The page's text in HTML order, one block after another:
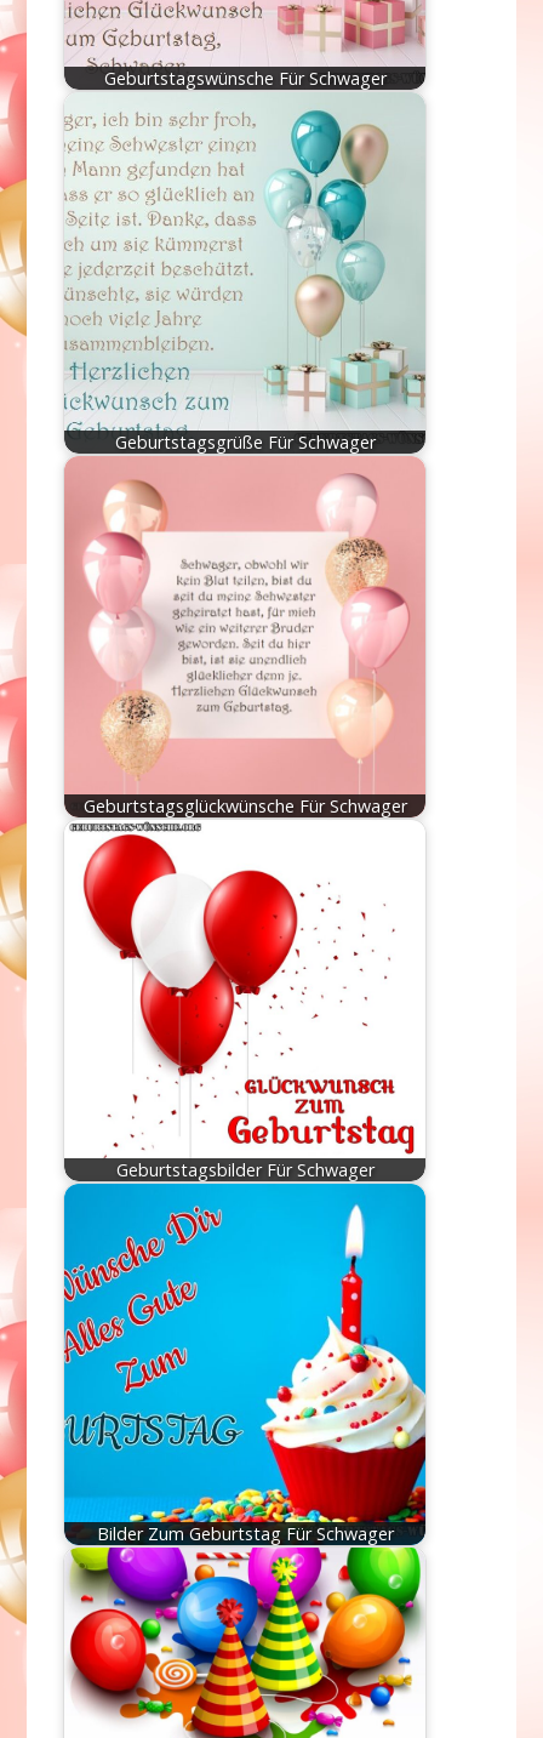
Geburtstagswünsche Für Schwager
Geburtstagsgrüße Für Schwager
Geburtstagsglückwünsche Für Schwager
Geburtstagsbilder Für Schwager
Bilder Zum Geburtstag Für Schwager